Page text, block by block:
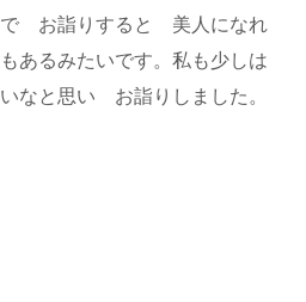
で お詣りすると 美人になれ
あるみたいです。私も少しは
なと思い お詣りしました。